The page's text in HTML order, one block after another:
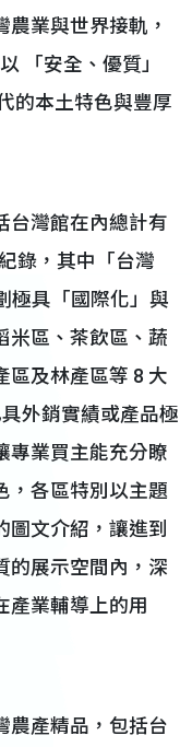
業與世界接軌，
「安全、優質」
的本土特色與豐厚
灣館在內總計有
錄，其中「台灣
極具「國際化」與
米區、茶飲區、蔬
區及林產區等 8 大
外銷實績或產品極
專業買主能充分瞭
，各區特別以主題
圖文介紹，讓進到
的展示空間內，深
產業輔導上的用
產精品，包括台